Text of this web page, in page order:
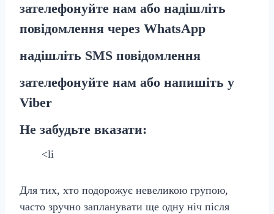
зателефонуйте нам або надішліть
повідомлення через WhatsApp
надішліть SMS повідомлення
зателефонуйте нам або напишіть у
Viber
Не забудьте вказати:
<li
Для тих, хто подорожує невеликою групою,
часто зручно запланувати ще одну ніч після